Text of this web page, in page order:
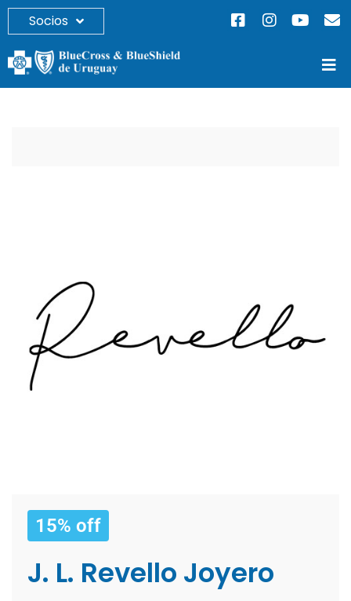
Socios
15% off
J. L. Revello Joyero